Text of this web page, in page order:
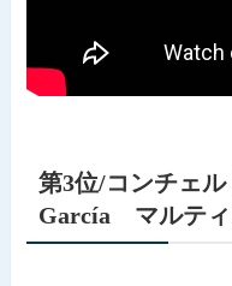
第3位/コンチェ
García マルテ